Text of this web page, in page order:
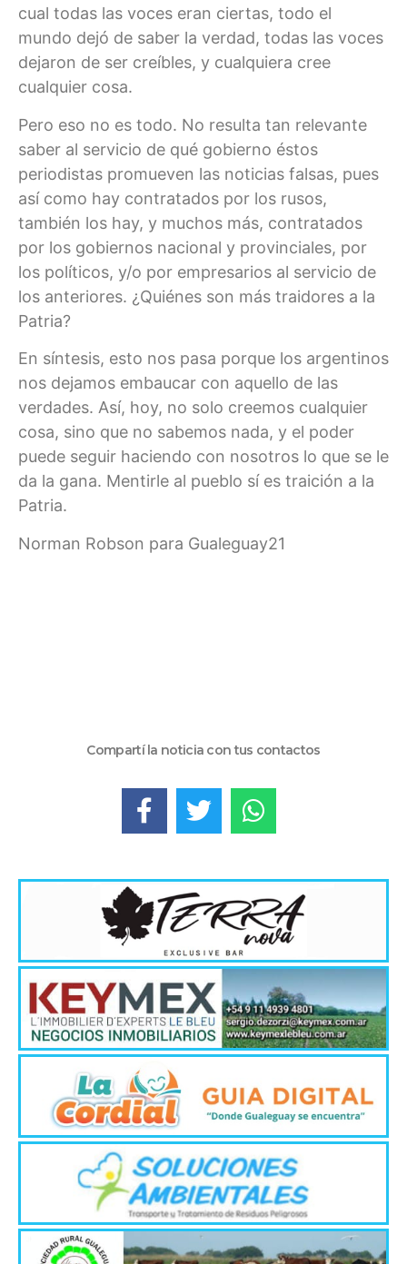
cual todas las voces eran ciertas, todo el
mundo dejó de saber la verdad, todas las voces
dejaron de ser creíbles, y cualquiera cree
cualquier cosa.
Pero eso no es todo. No resulta tan relevante
saber al servicio de qué gobierno éstos
periodistas promueven las noticias falsas, pues
así como hay contratados por los rusos,
también los hay, y muchos más, contratados
por los gobiernos nacional y provinciales, por
los políticos, y/o por empresarios al servicio de
los anteriores. ¿Quiénes son más traidores a la
Patria?
En síntesis, esto nos pasa porque los argentinos
nos dejamos embaucar con aquello de las
verdades. Así, hoy, no solo creemos cualquier
cosa, sino que no sabemos nada, y el poder
puede seguir haciendo con nosotros lo que se le
da la gana. Mentirle al pueblo sí es traición a la
Patria.
Norman Robson para Gualeguay21
Compartí la noticia con tus contactos